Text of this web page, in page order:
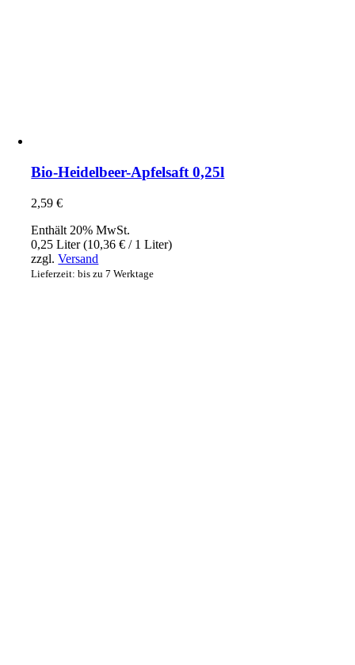
Bio-Heidelbeer-Apfelsaft 0,25l
2,59€
Enthält 20% MwSt.
0,25 Liter (10,36€ / 1 Liter)
zzgl.Versand
Lieferzeit: bis zu 7 Werktage